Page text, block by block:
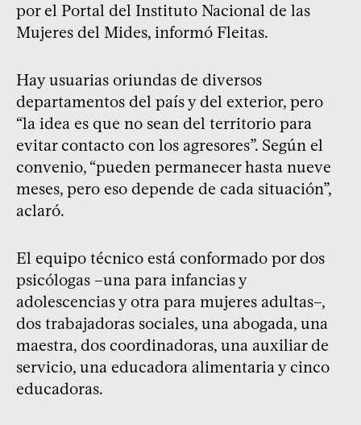
por el Portal del Instituto Nacional de las
Mujeres del Mides, informó Fleitas.
Hay usuarias oriundas de diversos
departamentos del país y del exterior, pero
“la idea es que no sean del territorio para
evitar contacto con los agresores”. Según el
convenio, “pueden permanecer hasta nueve
meses, pero eso depende de cada situación”,
aclaró.
El equipo técnico está conformado por dos
psicólogas –una para infancias y
adolescencias y otra para mujeres adultas–,
dos trabajadoras sociales, una abogada, una
maestra, dos coordinadoras, una auxiliar de
servicio, una educadora alimentaria y cinco
educadoras.